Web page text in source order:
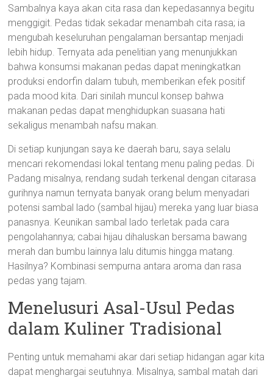
Sambalnya kaya akan cita rasa dan kepedasannya begitu
menggigit. Pedas tidak sekadar menambah cita rasa; ia
mengubah keseluruhan pengalaman bersantap menjadi
lebih hidup. Ternyata ada penelitian yang menunjukkan
bahwa konsumsi makanan pedas dapat meningkatkan
produksi endorfin dalam tubuh, memberikan efek positif
pada mood kita. Dari sinilah muncul konsep bahwa
makanan pedas dapat menghidupkan suasana hati
sekaligus menambah nafsu makan.
Di setiap kunjungan saya ke daerah baru, saya selalu
mencari rekomendasi lokal tentang menu paling pedas. Di
Padang misalnya, rendang sudah terkenal dengan citarasa
gurihnya namun ternyata banyak orang belum menyadari
potensi sambal lado (sambal hijau) mereka yang luar biasa
panasnya. Keunikan sambal lado terletak pada cara
pengolahannya; cabai hijau dihaluskan bersama bawang
merah dan bumbu lainnya lalu ditumis hingga matang.
Hasilnya? Kombinasi sempurna antara aroma dan rasa
pedas yang tajam.
Menelusuri Asal-Usul Pedas
dalam Kuliner Tradisional
Penting untuk memahami akar dari setiap hidangan agar kita
dapat menghargai seutuhnya. Misalnya, sambal matah dari